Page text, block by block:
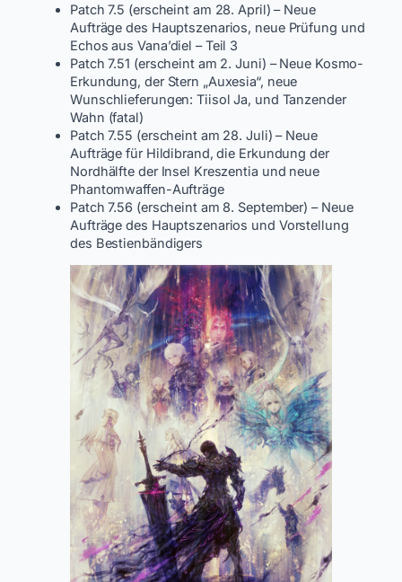
Patch 7.5 (erscheint am 28. April) – Neue
Aufträge des Hauptszenarios, neue Prüfung und
Echos aus Vana’diel – Teil 3
Patch 7.51 (erscheint am 2. Juni) – Neue Kosmo-
Erkundung, der Stern „Auxesia“, neue
Wunschlieferungen: Tiisol Ja, und Tanzender
Wahn (fatal)
Patch 7.55 (erscheint am 28. Juli) – Neue
Aufträge für Hildibrand, die Erkundung der
Nordhälfte der Insel Kreszentia und neue
Phantomwaffen-Aufträge
Patch 7.56 (erscheint am 8. September) – Neue
Aufträge des Hauptszenarios und Vorstellung
des Bestienbändigers